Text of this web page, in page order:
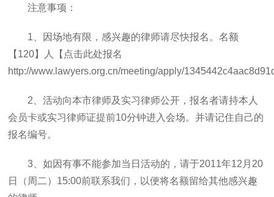
注意事项：
1、因场地有限，感兴趣的律师请尽快报名。名额
【120】人【点击此处报名
http://www.lawyers.org.cn/meeting/apply/
2、活动向本市律师及实习律师公开，报名者请持本人
会员卡或实习律师证提前10分钟进入会场。并请记住自己的
报名编号。
3、如因有事不能参加当日活动的，请于2011年12月20
日（周二）15:00前联系我们，以便将名额留给其他感兴趣